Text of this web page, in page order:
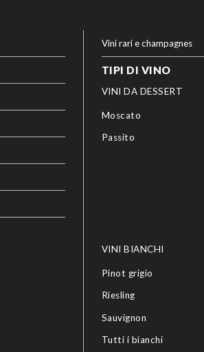
Vini rari e champagnes
TIPI DI VINO
VINI DA DESSERT
Moscato
Passito
VINI BIANCHI
Pinot grigio
Riesling
Sauvignon
Tutti i bianchi